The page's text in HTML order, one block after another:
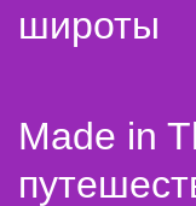
широты
Made in